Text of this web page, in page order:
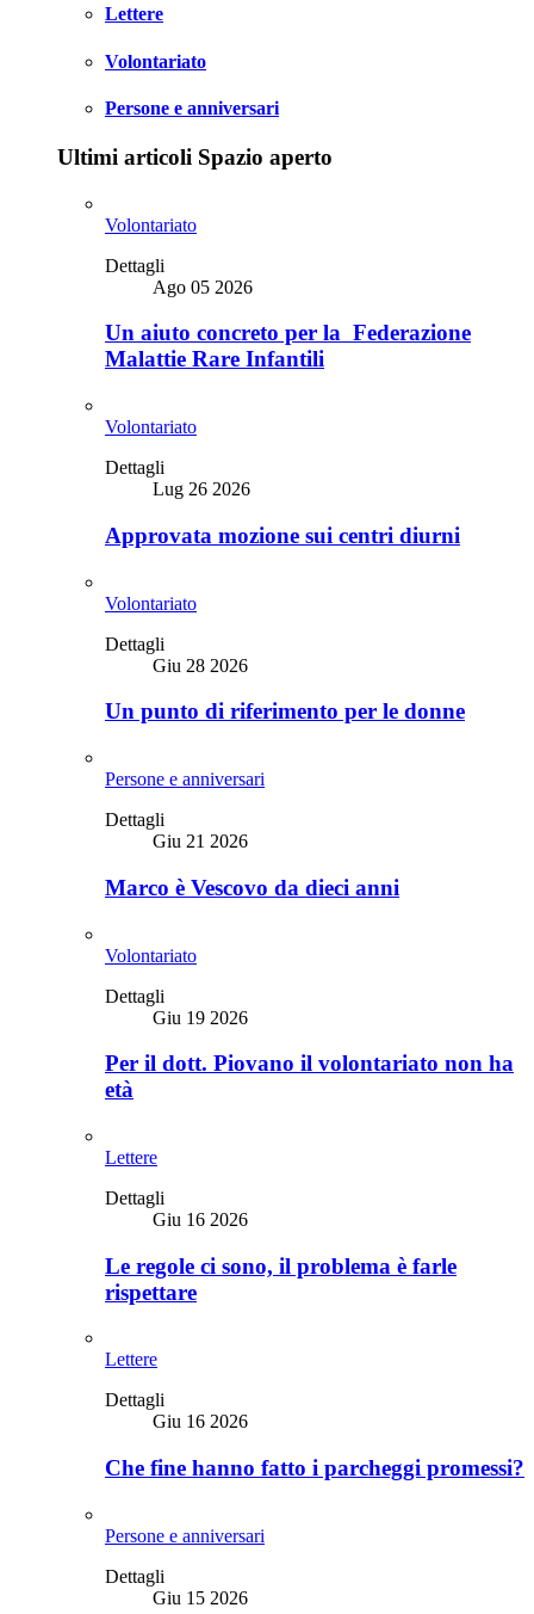
Lettere
Volontariato
Persone e anniversari
Ultimi articoli Spazio aperto
Volontariato
Dettagli
Ago 05 2026
Un aiuto concreto per la Federazione
Malattie Rare Infantili
Volontariato
Dettagli
Lug 26 2026
Approvata mozione sui centri diurni
Volontariato
Dettagli
Giu 28 2026
Un punto di riferimento per le donne
Persone e anniversari
Dettagli
Giu 21 2026
Marco è Vescovo da dieci anni
Volontariato
Dettagli
Giu 19 2026
Per il dott. Piovano il volontariato non ha
età
Lettere
Dettagli
Giu 16 2026
Le regole ci sono, il problema è farle
rispettare
Lettere
Dettagli
Giu 16 2026
Che fine hanno fatto i parcheggi promessi?
Persone e anniversari
Dettagli
Giu 15 2026